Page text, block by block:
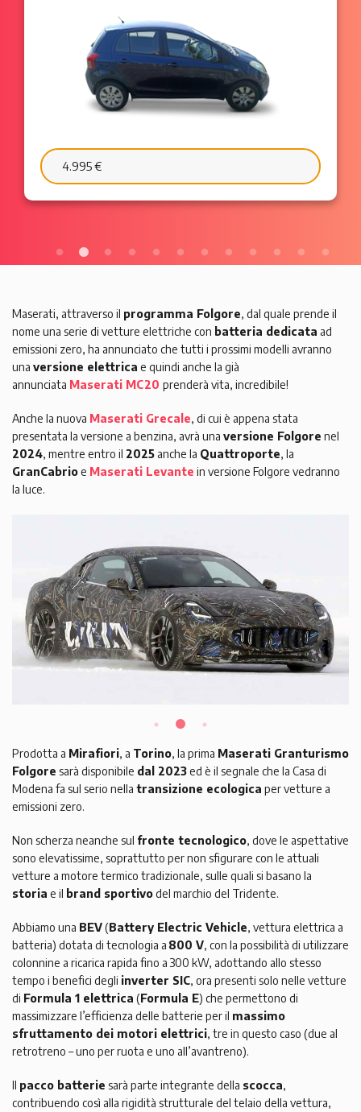
4.995 €
Maserati, attraverso il programma Folgore, dal quale prende il
nome una serie di vetture elettriche con batteria dedicata ad
emissioni zero, ha annunciato che tutti i prossimi modelli avranno
una versione elettrica e quindi anche la già
annunciata Maserati MC20 prenderà vita, incredibile!
Anche la nuova Maserati Grecale, di cui è appena stata
presentata la versione a benzina, avrà una versione Folgore nel
2024, mentre entro il 2025 anche la Quattroporte, la
GranCabrioe Maserati Levante in versione Folgore vedranno
la luce.
Prodotta a Mirafiori, a Torino, la prima Maserati Granturismo
Folgore sarà disponibile dal 2023ed è il segnale che la Casa di
Modena fa sul serio nella transizione ecologica per vetture a
emissioni zero.
Non scherza neanche sul fronte tecnologico, dove le aspettative
sono elevatissime, soprattutto per non sfigurare con le attuali
vetture a motore termico tradizionale, sulle quali si basano la
storia e il brand sportivodel marchio del Tridente.
Abbiamo una BEV(Battery Electric Vehicle, vettura elettrica a
batteria) dotata di tecnologia a 800 V, con la possibilità di utilizzare
colonnine a ricarica rapida fino a 300 kW, adottando allo stesso
tempo i benefici degli inverter SIC, ora presenti solo nelle vetture
di Formula 1 elettrica (Formula E) che permettono di
massimizzare l’efficienza delle batterie per il massimo
sfruttamento dei motori elettrici, tre in questo caso (due al
retrotreno – uno per ruota e uno all’avantreno).
Il pacco batterie sarà parte integrante della scocca,
contribuendo così alla rigidità strutturale del telaio della vettura,